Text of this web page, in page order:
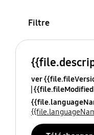
Filtre
ver